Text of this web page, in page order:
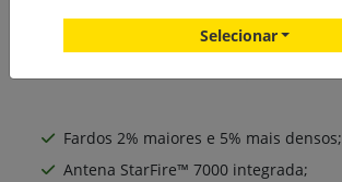
Fardos 2% maiores e 5% mais densos;
Antena StarFire™ 7000 integrada;
Selecionar